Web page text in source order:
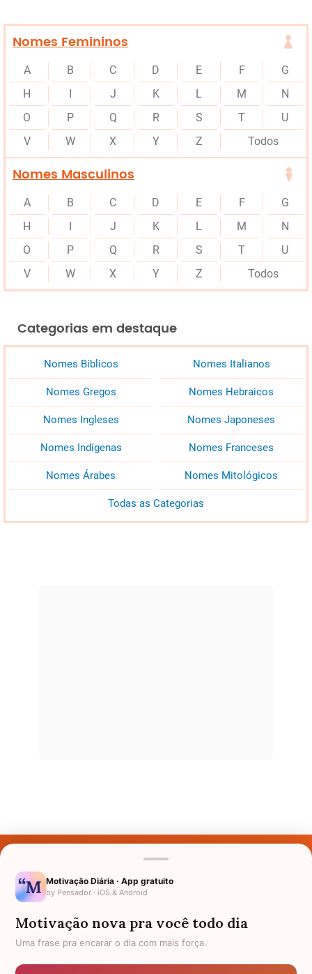
Nomes Femininos
A B C D E F
G
H
I J K L M
N
O
P Q R S T
U
V
W X Y Z Todos
Nomes Masculinos
A B C D E F
G
H
I J K L M
N
O
P Q R S T
U
V
W X Y Z Todos
Categorias em destaque
Nomes Bíblicos Nomes Italianos
Nomes Gregos Nomes Hebraicos
Nomes Ingleses Nomes Japoneses
Nomes Indígenas Nomes Franceses
Nomes Árabes Nomes Mitológicos
Todas as Categorias
Nomes pelo Mundo
Política de Privacidade
Motivação Diária · App gratuito
by Pensador · iOS & Android
Motivação nova pra você todo dia
Uma frase pra encarar o dia com mais força.